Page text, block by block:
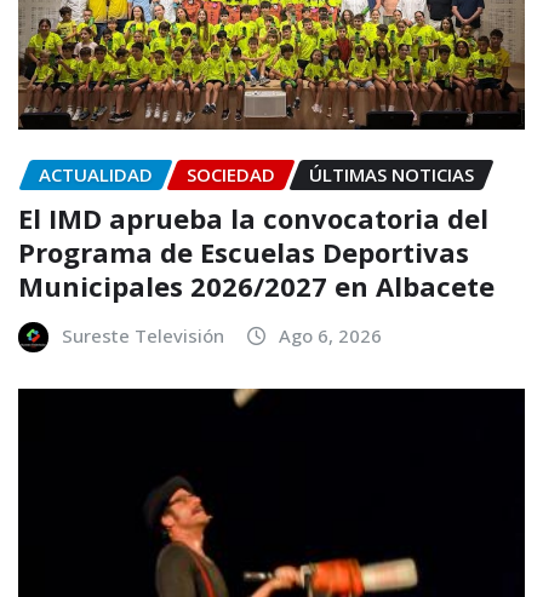
ACTUALIDAD SOCIEDAD ÚLTIMAS NOTICIAS
El IMD aprueba la convocatoria del
Programa de Escuelas Deportivas
Municipales 2026/2027 en Albacete
Sureste Televisión Ago 6, 2026